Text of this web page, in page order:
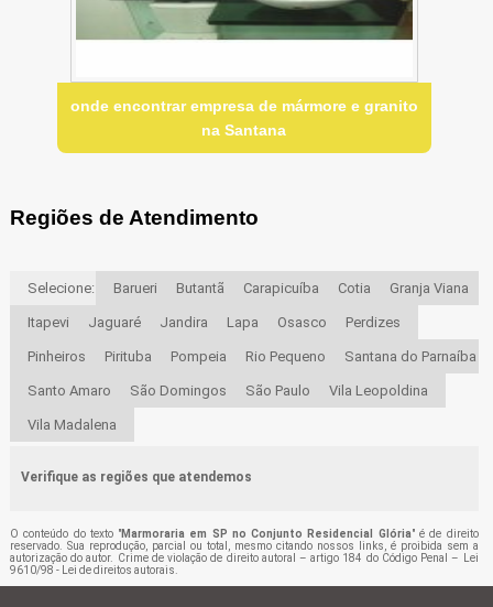
onde encontrar empresa de mármore e granito
na Santana
Regiões de Atendimento
Selecione: Barueri Butantã Carapicuíba Cotia Granja Viana
Itapevi Jaguaré Jandira Lapa Osasco Perdizes
Pinheiros Pirituba Pompeia Rio Pequeno Santana do Parnaíba
Santo Amaro São Domingos São Paulo Vila Leopoldina
Vila Madalena
Verifique as regiões que atendemos
O conteúdo do texto "Marmoraria em SP no Conjunto Residencial Glória" é de direito
reservado. Sua reprodução, parcial ou total, mesmo citando nossos links, é proibida sem a
autorização do autor. Crime de violação de direito autoral – artigo 184 do Código Penal –
Lei
9610/98 - Lei de direitos autorais.